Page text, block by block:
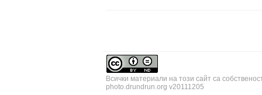
Всички материали на този сайт са
photo.drundrun.org v20111205